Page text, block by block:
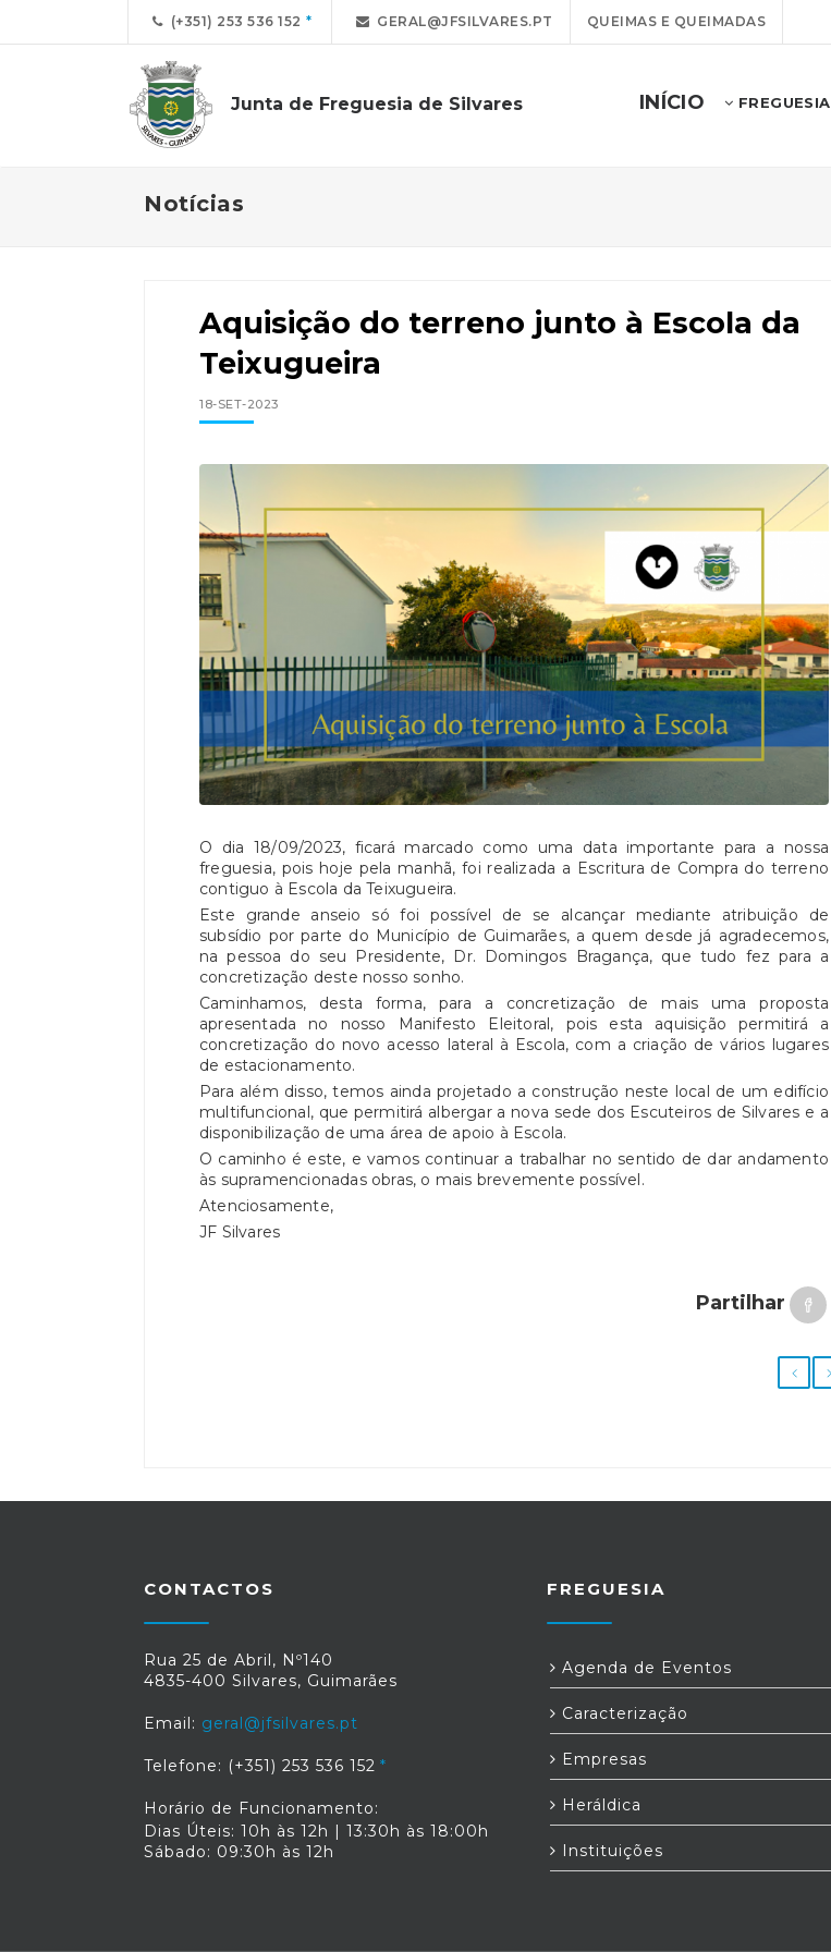
(+351) 253 536 152 GERAL@JFSILVARES.PT QUEIMAS E QUEIMADAS
Junta de Freguesia de Silvares INÍCIO FREGUESIA
Notícias
Aquisição do terreno junto à Escola da
Teixugueira
18-SET-2023
O dia 18/09/2023, ficará marcado como uma data importante para a nossa
freguesia, pois hoje pela manhã, foi realizada a Escritura de Compra do terreno
contiguo à Escola da Teixugueira.
Este grande anseio só foi possível de se alcançar mediante atribuição de
subsídio por parte do Município de Guimarães, a quem desde já agradecemos,
na pessoa do seu Presidente, Dr. Domingos Bragança, que tudo fez para a
concretização deste nosso sonho.
Caminhamos, desta forma, para a concretização de mais uma proposta
apresentada no nosso Manifesto Eleitoral, pois esta aquisição permitirá a
concretização do novo acesso lateral à Escola, com a criação de vários lugares
de estacionamento.
Para além disso, temos ainda projetado a construção neste local de um edifício
multifuncional, que permitirá albergar a nova sede dos Escuteiros de Silvares e a
disponibilização de uma área de apoio à Escola.
O caminho é este, e vamos continuar a trabalhar no sentido de dar andamento
às supramencionadas obras, o mais brevemente possível.
Atenciosamente,
JF Silvares
Partilhar
CONTACTOS
Rua 25 de Abril, Nº140
4835-400 Silvares, Guimarães
Email: geral@jfsilvares.pt
Telefone: (+351) 253 536 152
Horário de Funcionamento:
Dias Úteis: 10h às 12h | 13:30h às 18:00h
Sábado: 09:30h às 12h
FREGUESIA
Agenda de Eventos
Caracterização
Empresas
Heráldica
Instituições